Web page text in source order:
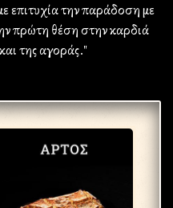
επιτυχία την παράδοση με
πρώτη θέση στην καρδιά
της αγοράς."